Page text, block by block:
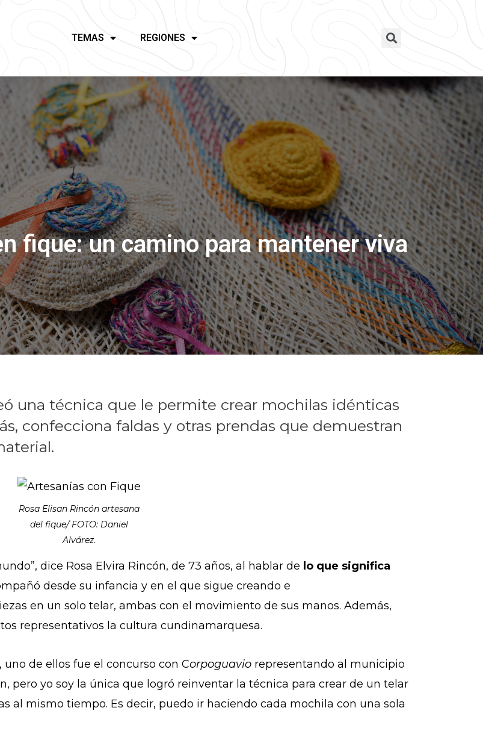
TEMAS REGIONES
fique: un camino para mantener viva
una técnica que le permite crear mochilas idénticas
confecciona faldas y otras prendas que demuestran
Rosa Elisan Rincón artesana
del fique/ FOTO: Daniel
Alvárez.
dice Rosa Elvira Rincón, de 73 años, al hablar de lo que significa
desde su infancia y en el que sigue creando e
en un solo telar, ambas con el movimiento de sus manos. Además,
representativos la cultura cundinamarquesa.
de ellos fue el concurso con Corpoguavio representando al municipio
pero yo soy la única que logró reinventar la técnica para crear de un telar
al mismo tiempo. Es decir, puedo ir haciendo cada mochila con una sola